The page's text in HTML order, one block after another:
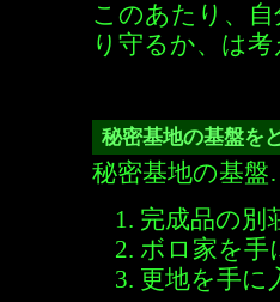
このあたり、
り守るか、は
秘密基地の基盤を
秘密基地の基
完成品の別
ボロ家を手
更地を手に